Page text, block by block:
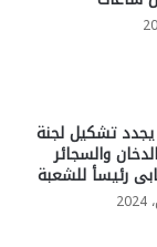
يجدد تشكيل لجنة
والسجائر
رئيسأ للشعبة